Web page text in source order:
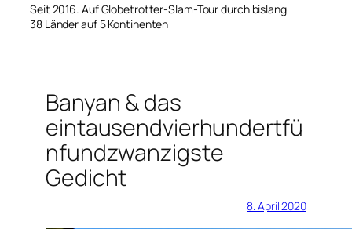
Seit 2016. Auf Globetrotter-Slam-Tour durch bislang
38 Länder auf 5 Kontinenten
Banyan & das
eintausendvierhundertfü
nfundzwanzigste
Gedicht
8. April 2020